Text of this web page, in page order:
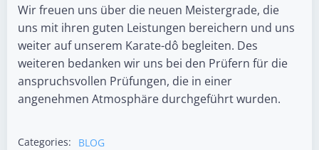
Wir freuen uns über die neuen Meistergrade, die
uns mit ihren guten Leistungen bereichern und uns
weiter auf unserem Karate-dô begleiten. Des
weiteren bedanken wir uns bei den Prüfern für die
anspruchsvollen Prüfungen, die in einer
angenehmen Atmosphäre durchgeführt wurden.
Categories:
BLOG